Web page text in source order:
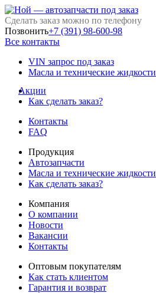
Сделать заказ можно по телефону
Позвонить+7 (391) 98-600-98
Все контакты
VIN запрос под заказ
Масла и технические жидкости
Акции
Как сделать заказ?
Контакты
FAQ
Продукция
Автозапчасти
Масла и технические жидкости
Как сделать заказ?
Компания
О компании
Новости
Вакансии
Контакты
Оптовым покупателям
Как стать клиентом
Гарантия и возврат